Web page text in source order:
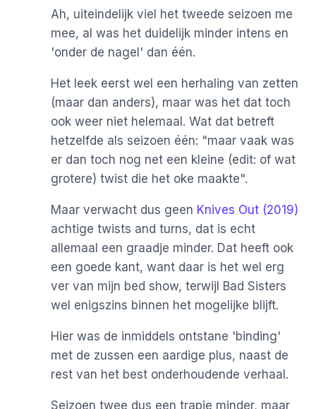
Ah, uiteindelijk viel het tweede seizoen me
mee, al was het duidelijk minder intens en
'onder de nagel' dan één.
Het leek eerst wel een herhaling van zetten
(maar dan anders), maar was het dat toch
ook weer niet helemaal. Wat dat betreft
hetzelfde als seizoen één: "maar vaak was
er dan toch nog net een kleine (edit: of wat
grotere) twist die het oke maakte".
Maar verwacht dus geen Knives Out (2019)
achtige twists and turns, dat is echt
allemaal een graadje minder. Dat heeft ook
een goede kant, want daar is het wel erg
ver van mijn bed show, terwijl Bad Sisters
wel enigszins binnen het mogelijke blijft.
Hier was de inmiddels ontstane 'binding'
met de zussen een aardige plus, naast de
rest van het best onderhoudende verhaal.
Seizoen twee dus een trapje minder, maar